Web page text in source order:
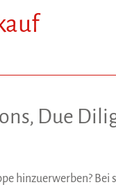
Due
hinzuerwerben? Bei